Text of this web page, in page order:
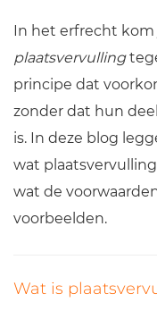
In het erfrecht
plaatsvervulling
principe dat
zonder dat hun
is. In deze blog
wat
wat de
voorbeelden.
Wat is